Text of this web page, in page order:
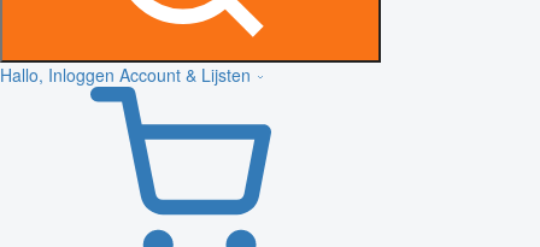
Hallo, Inloggen Account & Lijsten